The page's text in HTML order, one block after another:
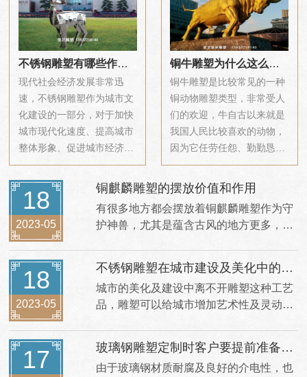
不锈钢雕塑有哪些作
用？
现代社会经济发展非常迅
速，不锈钢雕塑作为城市文
化建设的一部分，对于加快
城市现代化速度、提高城市
整体形象、促进城市经济社
会协调发展、提升人们的审
美情趣都有着很重要的意
义。
铜牛雕塑为什么这么受
欢迎？
铜牛雕塑是比较常见的一种
铜动物雕塑类型，非常受人
们的欢迎，牛自古以来就是
我国人民比较喜欢的动物，
因为它任劳任怨、勤勤恳
恳，被人们视为吉祥和勤劳
的象征。
18
2023-05
铜麒麟雕塑的摆放价值和作用
有很多地方都会摆放着铜麒麟雕塑作为守
护神兽，尤其是蕴含古风的地方更多，这
开始也因它的天性善良被高度赞扬，麒麟
也被古人称为祥瑞的动物，铜麒麟雕塑在
大家眼中一直是吉祥象征的工艺品。事实
的。
18
2023-05
不锈钢雕塑在城市建设及美化中的作
用
城市的美化及建设中离不开雕塑这种工艺
品，雕塑可以给城市增加艺术性及灵动
性、相容性以及强韧性等的特点，所以即
使使用过一段时间，依然能够保持光鲜亮
17
玻璃钢雕塑定制时客户要提前准备什
么工作
由于玻璃钢材质耐腐及良好的介电性，也